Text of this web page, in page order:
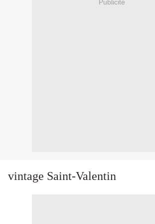
Publicité
vintage Saint-Valentin